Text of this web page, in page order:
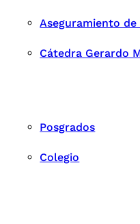
Aseguramiento
Cátedra Gerardo
Posgrados
Colegio